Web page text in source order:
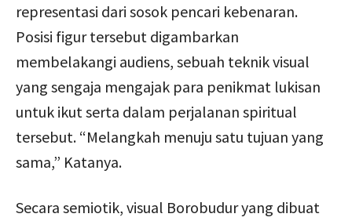
representasi dari sosok pencari kebenaran.
Posisi figur tersebut digambarkan
membelakangi audiens, sebuah teknik visual
yang sengaja mengajak para penikmat lukisan
untuk ikut serta dalam perjalanan spiritual
tersebut. “Melangkah menuju satu tujuan yang
sama,” Katanya.
Secara semiotik, visual Borobudur yang dibuat